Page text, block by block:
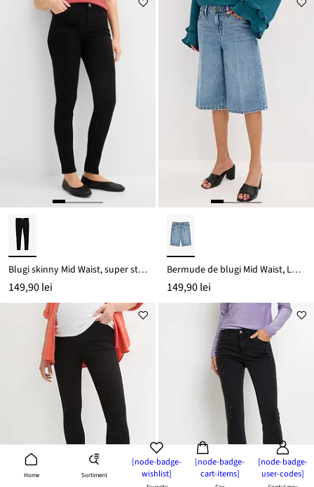
Home Sortiment
[node-badge-
wishlist]
[node-badge-
cart-items]
[node-badge-
user-codes]
Blugi skinny Mid Waist, super stretch
149,90 lei
Bermude de blugi Mid Waist, Low Stretch
149,90 lei